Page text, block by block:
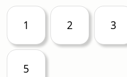
1 2 3
5